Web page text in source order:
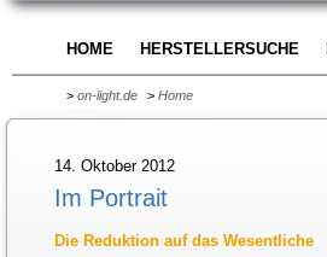
HOME HERSTELLERSUCHE
> on-light.de > Home
14. Oktober 2012
Im Portrait
Die Reduktion auf das Wesentliche